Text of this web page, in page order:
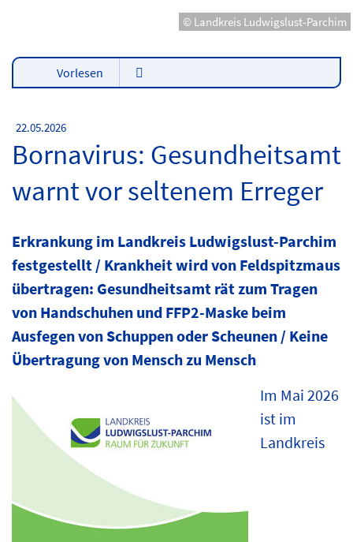
© Landkreis Ludwigslust-Parchim
Vorlesen
22.05.2026
Bornavirus: Gesundheitsamt
warnt vor seltenem Erreger
Erkrankung im Landkreis Ludwigslust-Parchim
festgestellt / Krankheit wird von Feldspitzmaus
übertragen: Gesundheitsamt rät zum Tragen
von Handschuhen und FFP2-Maske beim
Ausfegen von Schuppen oder Scheunen / Keine
Übertragung von Mensch zu Mensch
Im Mai 2026
ist im
Landkreis